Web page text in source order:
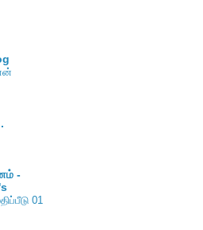
-
01